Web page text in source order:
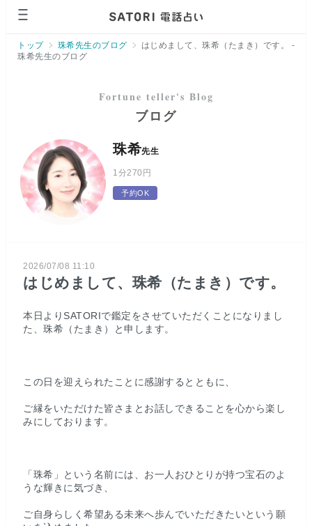
トップ 珠希先生のブログ
はじめまして、珠希（たまき）です。 -
珠希先生のブログ
ブログ
珠希先生
1分270円
予約OK
2026/07/08 11:10
はじめまして、珠希（たまき）です。
本日よりSATORIで鑑定をさせていただくことになりまし
た、珠希（たまき）と申します。
この日を迎えられたことに感謝するとともに、
ご縁をいただけた皆さまとお話しできることを心から楽し
みにしております。
「珠希」という名前には、お一人おひとりが持つ宝石のよ
うな輝きに気づき、
ご自身らしく希望ある未来へ歩んでいただきたいという願